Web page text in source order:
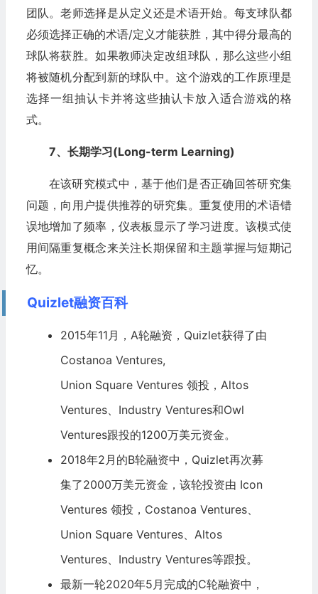
团队。老师选择是从定义还是术语开始。每支球队都
必须选择正确的术语/定义才能获胜，其中得分最高的
球队将获胜。如果教师决定改组球队，那么这些小组
将被随机分配到新的球队中。这个游戏的工作原理是
选择一组抽认卡并将这些抽认卡放入适合游戏的格
式。
7、长期学习(Long-term Learning)
在该研究模式中，基于他们是否正确回答研究集
问题，向用户提供推荐的研究集。重复使用的术语错
误地增加了频率，仪表板显示了学习进度。该模式使
用间隔重复概念来关注长期保留和主题掌握与短期记
忆。
Quizlet融资百科
2015年11月，A轮融资，Quizlet获得了由
Costanoa Ventures,
Union Square Ventures领投，Altos
Ventures、Industry Ventures和Owl
Ventures跟投的1200万美元资金。
2018年2月的B轮融资中，Quizlet再次募
集了2000万美元资金，该轮投资由 Icon
Ventures 领投，Costanoa Ventures、
Union Square Ventures、Altos
Ventures、Industry Ventures等跟投。
最新一轮2020年5月完成的C轮融资中，